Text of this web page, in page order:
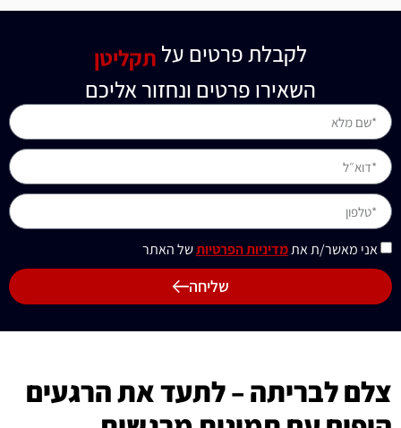
לקבלת פרטים על תקליטן
השאירו פרטים ונחזור אליכם
אני מאשר/ת אתמדיניות הפרטיותשל האתר
שליחה
צלם לבריתה – לתעד את הרגעים